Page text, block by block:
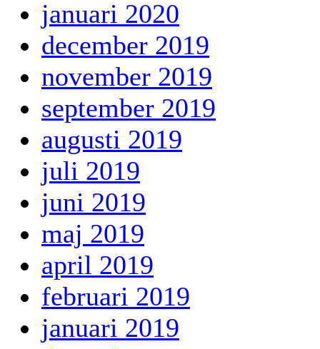
januari 2020
december 2019
november 2019
september 2019
augusti 2019
juli 2019
juni 2019
maj 2019
april 2019
februari 2019
januari 2019